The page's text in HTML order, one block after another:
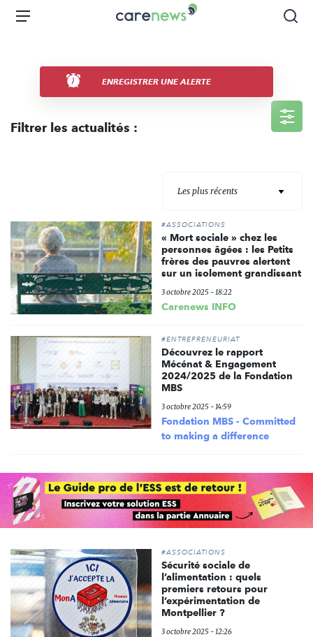
Aller
Carenews,
acteurs
de
Menu
ENREGISTRER UNE ALERTE
Filtrer les actualités :
Les plus récents
#ASSOCIATIONS
« Mort sociale » chez les
personnes âgées : les Petits
frères des pauvres alertent
sur un isolement grandissant
3 octobre 2025 - 18:22
Carenews INFO
#ENTREPRENEURIAT
Découvrez le rapport
Mécénat & Engagement
2024/2025 de la Fondation
MBS
3 octobre 2025 - 14:59
Fondation MBS - Committed
to making a difference
#ASSOCIATIONS
Sécurité sociale de
l’alimentation : quels
premiers retours pour
l’expérimentation de
Montpellier ?
3 octobre 2025 - 12:26